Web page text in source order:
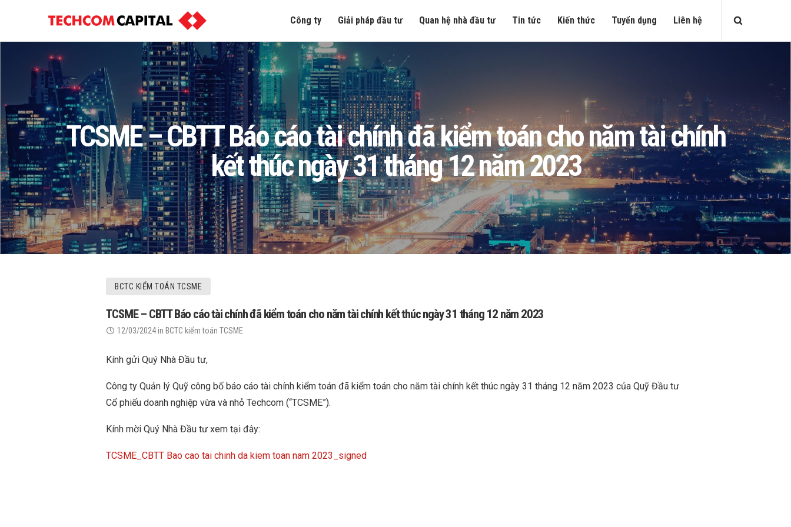
Công ty Giải pháp đầu tư Quan hệ nhà đầu tư Tin tức Kiến thức Tuyển dụng Liên hệ
TCSME – CBTT Báo cáo tài chính đã kiểm toán cho năm tài chính
kết thúc ngày 31 tháng 12 năm 2023
BCTC KIỂM TOÁN TCSME
TCSME – CBTT Báo cáo tài chính đã kiểm toán cho năm tài chính kết thúc ngày 31 tháng 12 năm 2023
12/03/2024 in BCTC kiểm toán TCSME
Kính gửi Quý Nhà Đầu tư,
Công ty Quản lý Quỹ công bố báo cáo tài chính kiểm toán đã kiểm toán cho năm tài chính kết thúc ngày 31 tháng 12 năm 2023 của Quỹ Đầu tư
Cổ phiếu doanh nghiệp vừa và nhỏ Techcom (“TCSME”).
Kính mời Quý Nhà Đầu tư xem tại đây:
TCSME_CBTT Bao cao tai chinh da kiem toan nam 2023_signed